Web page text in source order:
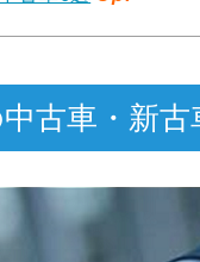
古車・新